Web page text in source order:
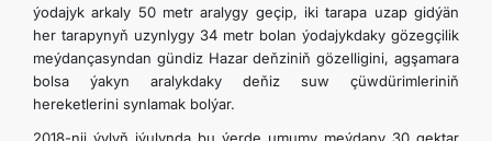
ýodajyk arkaly 50 metr aralygy geçip, iki tarapa uzap gidýän
her tarapynyň uzynlygy 34 metr bolan ýodajykdaky gözegçilik
meýdançasyndan gündiz Hazar deňziniň gözelligini, agşamara
bolsa ýakyn aralykdaky deňiz suw çüwdürimleriniň
hereketlerini synlamak bolýar.